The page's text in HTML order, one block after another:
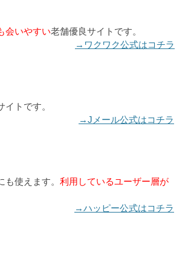
会いやすい老舗優良サイトです。
→ワクワク公式はコチラ
イトです。
→Jメール公式はコチラ
使えます。 利用しているユーザー層が
→ハッピー公式はコチラ